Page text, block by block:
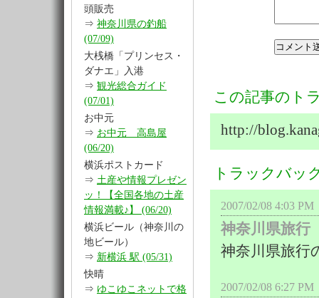
頭販売
⇒ 神奈川県の釣船
(07/09)
大桟橋「プリンセス・
ダナエ」入港
⇒ 観光総合ガイド
(07/01)
お中元
⇒ お中元 高島屋
(06/20)
横浜ポストカード
⇒ 土産や情報プレゼン
ッ！【全国各地の土産
情報満載♪】 (06/20)
横浜ビール（神奈川の
地ビール）
⇒ 新横浜 駅 (05/31)
快晴
⇒ ゆこゆこネットで格
この記事のト
http://
トラックバッ
2007/02/08 4:03
神奈川県旅行
神奈川県旅行
2007/02/08 6:27